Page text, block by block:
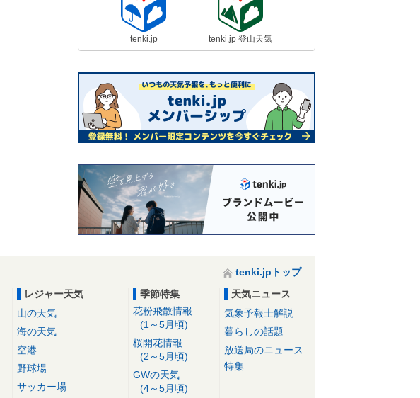
tenki.jp tenki.jp 登山天気
tenki.jpトップ
レジャー天気
山の天気
海の天気
空港
野球場
サッカー場
季節特集
花粉飛散情報
(1～5月頃)
桜開花情報
(2～5月頃)
GWの天気
(4～5月頃)
天気ニュース
気象予報士解説
暮らしの話題
放送局のニュース
特集